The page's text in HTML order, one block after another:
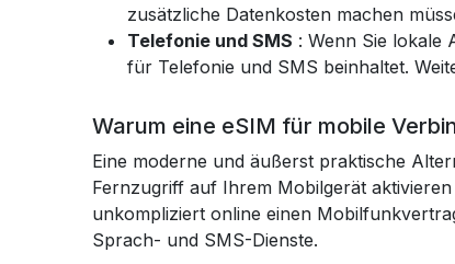
zusätzliche Datenkosten machen
Telefonie und SMS : Wenn Sie lokale
für Telefonie und SMS beinhaltet.
Warum eine eSIM für mobile
Eine moderne und äußerst praktische
Fernzugriff auf Ihrem Mobilgerät
unkompliziert online einen
Sprach- und SMS-Dienste.